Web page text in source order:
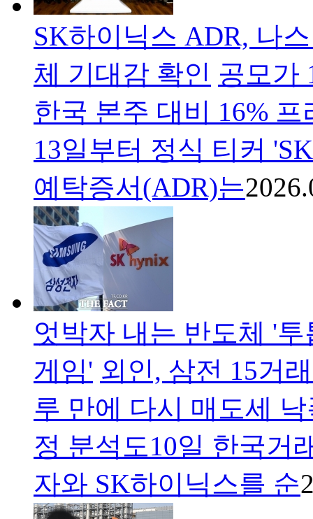
SK하이닉스 ADR, 나
체 기대감 확인 공모가
한국 본주 대비 16%
13일부터 정식 티커
예탁증서(ADR)는
엇박자 내는 반도체 '
게임' 외인, 삼전 15거
루 만에 다시 매도세
정 분석도10일 한국거
자와 SK하이닉스를 순